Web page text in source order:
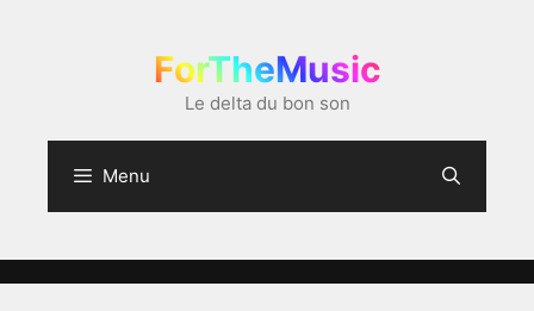
ForTheMusic
Le delta du bon son
Menu